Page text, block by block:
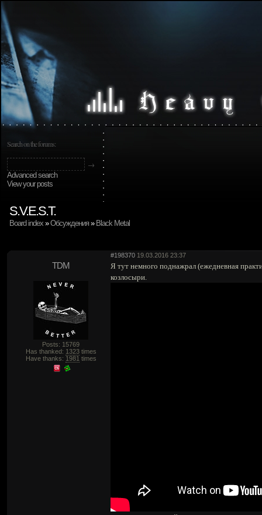
Search on the forums:
Advanced search
View your posts
S.V.E.S.T.
Board index »Обсуждения » Black Metal
#198370 19.03.2016 23:37
TDM
Posts: 15769
Has thanked: 1323times
Have thanks: 1981 times
Я тут немного поднажрал (ежедневная
козлосыри.